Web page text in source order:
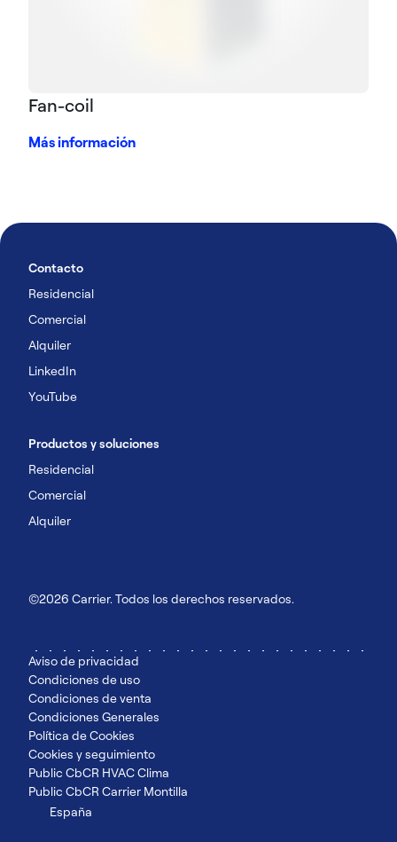
Fan-coil
Más información
Contacto
Residencial
Comercial
Alquiler
LinkedIn
YouTube
Productos y soluciones
Residencial
Comercial
Alquiler
©2026 Carrier. Todos los derechos reservados.
Aviso de privacidad
Condiciones de uso
Condiciones de venta
Condiciones Generales
Política de Cookies
Cookies y seguimiento
Public CbCR HVAC Clima
Public CbCR Carrier Montilla
España